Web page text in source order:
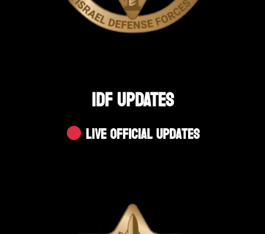
IDF UPDATES
Live Official Updates